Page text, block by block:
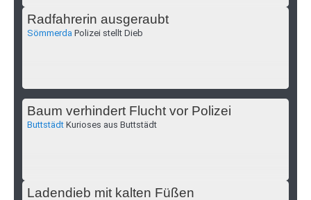
Radfahrerin ausgeraubt
Sömmerda Polizei stellt Dieb
Baum verhindert Flucht vor Polizei
Buttstädt Kurioses aus Buttstädt
Ladendieb mit kalten Füßen